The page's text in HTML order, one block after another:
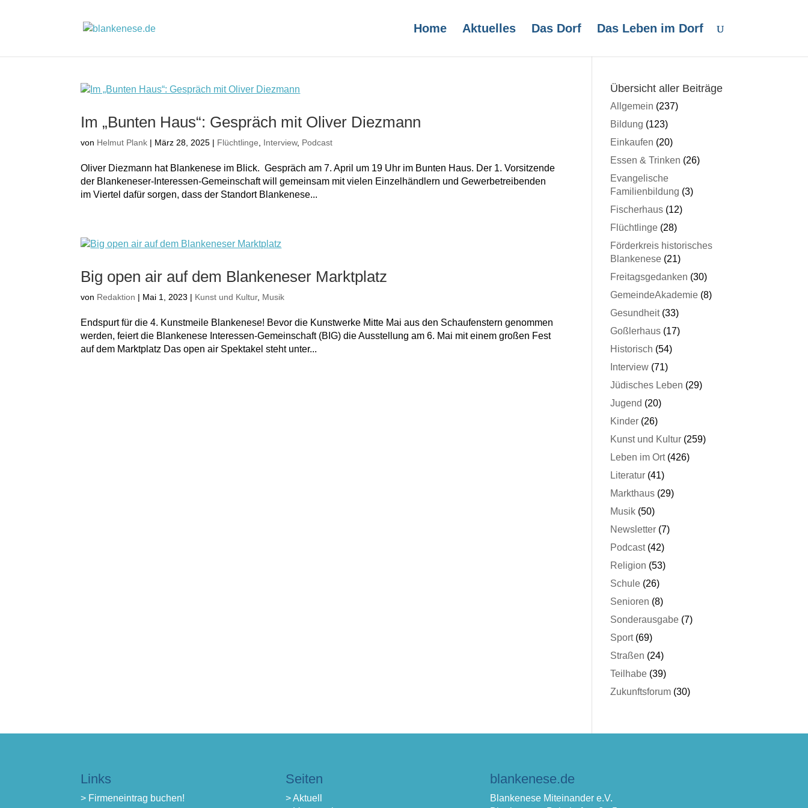
Home Aktuelles Das Dorf Das Leben im Dorf
Im „Bunten Haus“: Gespräch mit Oliver Diezmann
von Helmut Plank | März 28, 2025 | Flüchtlinge Interview, Podcast
Oliver Diezmann hat Blankenese im Blick. Gespräch am 7. April um 19 Uhr im Bunten Haus. Der 1. Vorsitzende
der Blankeneser-Interessen-Gemeinschaft will gemeinsam mit vielen Einzelhändlern und Gewerbetreibenden
im Viertel dafür sorgen, dass der Standort Blankenese...
Big open air auf dem Blankeneser Marktplatz
von Redaktion | Mai 1, 2023 | Kunst und Kultur, Musik
Endspurt für die 4. Kunstmeile Blankenese! Bevor die Kunstwerke Mitte Mai aus den Schaufenstern genommen
werden, feiert die Blankenese Interessen-Gemeinschaft (BIG) die Ausstellung am 6. Mai mit einem großen Fest
auf dem Marktplatz Das open air Spektakel steht unter...
Übersicht aller Beiträge
Allgemein (237)
Bildung (123)
Einkaufen (20)
Essen & Trinken (26)
Evangelische
Familienbildung (3)
Fischerhaus (12)
Flüchtlinge (28)
Förderkreis historisches
Blankenese (21)
Freitagsgedanken (30)
GemeindeAkademie (8)
Gesundheit(33)
Goßlerhaus (17)
Historisch (54)
Interview (71)
Jüdisches Leben (29)
Jugend (20)
Kinder (26)
Kunst und Kultur (259)
Leben im Ort(426)
Literatur (41)
Markthaus (29)
Musik (50)
Newsletter (7)
Podcast(42)
Religion (53)
Schule (26)
Senioren (8)
Sonderausgabe (7)
Sport(69)
Straßen (24)
Teilhabe (39)
Zukunftsforum (30)
Links
> Firmeneintrag buchen!
Seiten
> Aktuell
blankenese.de
Blankenese Miteinander e.V.